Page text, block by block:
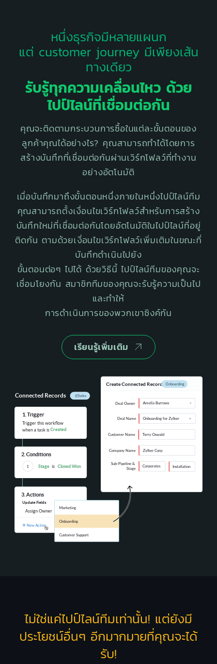
หนึ่งธุรกิจมีหลายแผนก
แต่ customer journey มีเพียงเส้น
ทางเดียว
รับรู้ทุกความเคลื่อนไหว ด้วย
ไปป์ไลน์ที่เชื่อมต่อกัน
คุณจะติดตามกระบวนการซื้อในแต่ละขั้นตอนของ
ลูกค้าคุณได้อย่างไร? คุณสามารถทำได้โดยการ
สร้างบันทึกที่เชื่อมต่อกันผ่านเวิร์กโฟลว์ที่ทำงาน
อย่างอัตโนมัติ
เมื่อบันทึกมาถึงขั้นตอนหนึ่งภายในหนึ่งไปป์ไลน์ทีม
คุณสามารถตั้งเงื่อนไขเวิร์กโฟลว์สำหรับการสร้าง
บันทึกใหม่ที่เชื่อมต่อกันโดยอัตโนมัติในไปป์ไลน์ที่อยู่
ติดกัน ตามด้วยเงื่อนไขเวิร์กโฟลว์เพิ่มเติมในขณะที่
บันทึกดำเนินไปยัง
ขั้นตอนต่อๆ ไปได้ ด้วยวิธีนี้ ไปป์ไลน์ทีมของคุณจะ
เชื่อมโยงกัน สมาชิกทีมของคุณจะรับรู้ความเป็นไป
และทำให้
การดำเนินการของพวกเขาซิงค์กัน
เรียนรู้เพิ่มเติม
ไม่ใช่แค่ไปป์ไลน์ทีมเท่านั้น! แต่ยังมี
ประโยชน์อื่นๆ อีกมากมายที่คุณจะได้
รับ!